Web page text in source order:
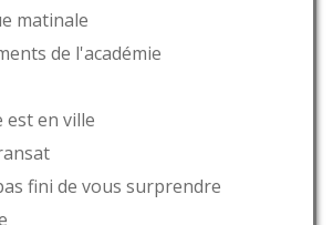
matinale
de l'académie
est en ville
fini de vous surprendre